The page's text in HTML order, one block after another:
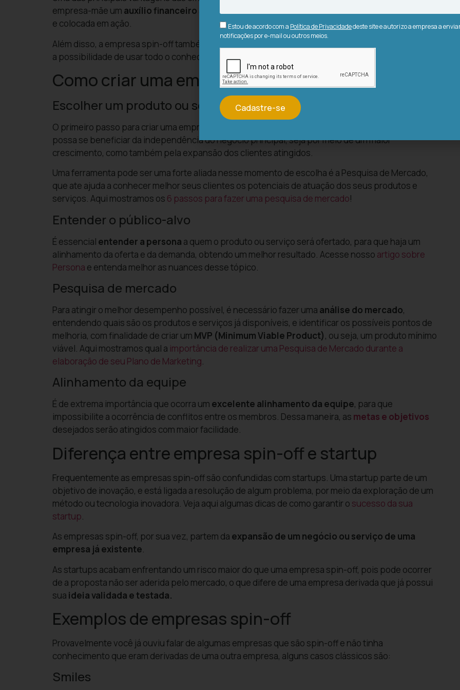
empresa-mãe um auxílio financeiro até atingir a independência, e também a
e colocada em ação.
Além disso, a empresa spin-off também é caracterizada por ter um
a possibilidade de usar todo o conhecimento ebase da empresa principal (Know-how)
Como criar uma empresa spin-off?
Escolher um produto ou serviço
O primeiro passo para criar uma empresa spin-off, é escolher um produto ou serviço ofertado, que
possa se beneficiar da independência do negócio principal, seja por meio de um maior
crescimento, como também pela expansão dos clientes atingidos.
Uma ferramenta pode ser uma forte aliada nesse momento de escolha é a Pesquisa de Mercado,
que ate ajuda a conhecer melhor seus clientes os potenciais de atuação dos seus produtos e
serviços. Aqui mostramos os 6 passos para fazer uma pesquisa de mercado!
Entender o público-alvo
É essencial entender a persona a quem o produto ou serviço será ofertado, para que haja um
alinhamento da oferta e da demanda, obtendo um melhor resultado. Acesse nosso artigo sobre
Persona e entenda melhor as nuances desse tópico.
Pesquisa de mercado
Para atingir o melhor desempenho possível, é necessário fazer uma análise do mercado,
entendendo quais são os produtos e serviços já disponíveis, e identificar os possíveis pontos de
melhoria, com finalidade de criar um MVP (Minimum Viable Product), ou seja, um produto mínimo
viável. Aqui mostramos qual a importância de realizar uma Pesquisa de Mercado durante a
elaboração de seu Plano de Marketing.
Alinhamento da equipe
É de extrema importância que ocorra um excelente alinhamento da equipe, para que
impossibilite a ocorrência de conflitos entre os membros. Dessa maneira, as metas e objetivos
desejados serão atingidos com maior facilidade.
Diferença entre empresa spin-off e startup
Frequentemente as empresas spin-off são confundidas com startups. Uma startup parte de um
objetivo de inovação, e está ligada a resolução de algum problema, por meio da exploração de um
método ou tecnologia inovadora. Veja aqui algumas dicas de como garantir o sucesso da sua
startup.
As empresas spin-off, por sua vez, partem da expansão de um negócio ou serviço de uma
empresa já existente.
As startups acabam enfrentando um risco maior do que uma empresa spin-off, pois pode ocorrer
de a proposta não ser aderida pelo mercado, o que difere de uma empresa derivada que já possui
sua ideia validada e testada.
Exemplos de empresas spin-off
Provavelmente você já ouviu falar de algumas empresas que são spin-off e não tinha
conhecimento que eram derivadas de uma outra empresa, alguns casos clássicos são:
Smiles
Estou de acordo com a Política de Privacidadedeste site e autorizo a empresa a
notificações por e-mail ou outros meios.
Cadastre-se